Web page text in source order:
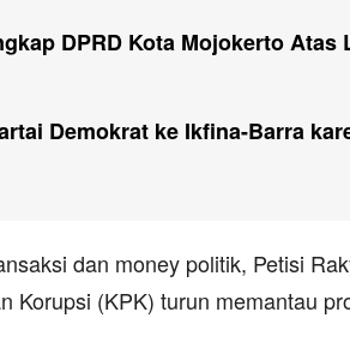
DPRD Kota Mojokerto Atas
Demokrat ke Ikfina-Barra
dan money politik, Petisi
Korupsi (KPK) turun memantau